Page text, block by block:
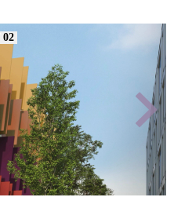
02